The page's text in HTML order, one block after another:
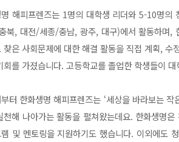
명 해피프렌즈는 1명의 대학생 리더와 5-10명
북, 대전/세종/충남, 광주, 대구)에서 활동하며,
찾은 사회문제에 대한 해결 활동을 직접 계획,
회를 가졌습니다. 고등학교를 졸업한 학생들이
터 한화생명 해피프렌즈는 ‘세상을 바라보는
천해 나아가는 활동을 펼쳐왔는데요. 한화생명
및 멘토링을 지원하기도 했습니다. 이외에도